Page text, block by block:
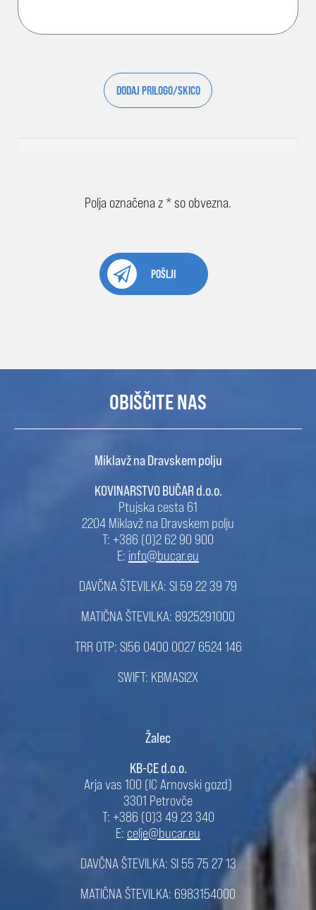
DODAJ PRILOGO/SKICO
Polja označena z * so obvezna.
POŠLJI
OBIŠČITE NAS
Miklavž na Dravskem polju
KOVINARSTVO BUČAR d.o.o.
Ptujska cesta 61
2204 Miklavž na Dravskem polju
T: +386 (0)2 62 90 900
E: info@bucar.eu
DAVČNA ŠTEVILKA: SI 59 22 39 79
MATIČNA ŠTEVILKA: 8925291000
TRR OTP: SI56 0400 0027 6524 146
SWIFT: KBMASI2X
Žalec
KB-CE d.o.o.
Arja vas 100 (IC Arnovski gozd)
3301 Petrovče
T: +386 (0)3 49 23 340
E: celje@bucar.eu
DAVČNA ŠTEVILKA: SI 55 75 27 13
MATIČNA ŠTEVILKA: 6983154000